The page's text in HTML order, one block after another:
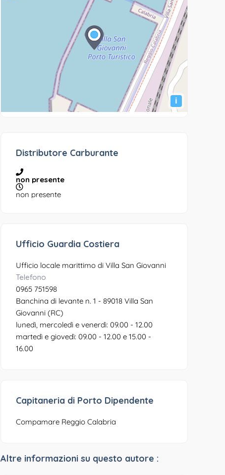
i
Distributore Carburante
non presente
non presente
Ufficio Guardia Costiera
Ufficio locale marittimo di Villa San Giovanni
Telefono
0965 751598
Banchina di levante n. 1 - 89018 Villa San
Giovanni (RC)
lunedì, mercoledì e venerdì: 09.00 - 12.00
martedì e giovedì: 09.00 - 12.00 e 15.00 -
16.00
Capitaneria di Porto Dipendente
Compamare Reggio Calabria
Altre informazioni su questo autore :